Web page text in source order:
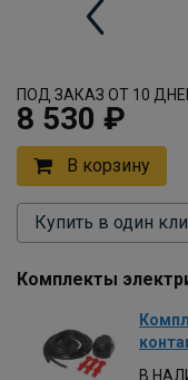
ПОД ЗАКАЗ ОТ 10
8 530 ₽
В корзину
Купить в один
Комплекты
В